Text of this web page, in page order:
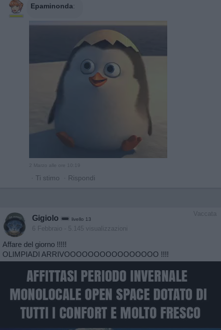
Epaminonda:
2 Marzo alle ore 10:19
· Ti stimo · Rispondi
Vaccata
Gigiolo livello 13
6 Febbraio - 5.145 visualizzazioni
Affare del giorno !!!!!
OLIMPIADI ARRIVOOOOOOOOOOOOOOOO !!!!